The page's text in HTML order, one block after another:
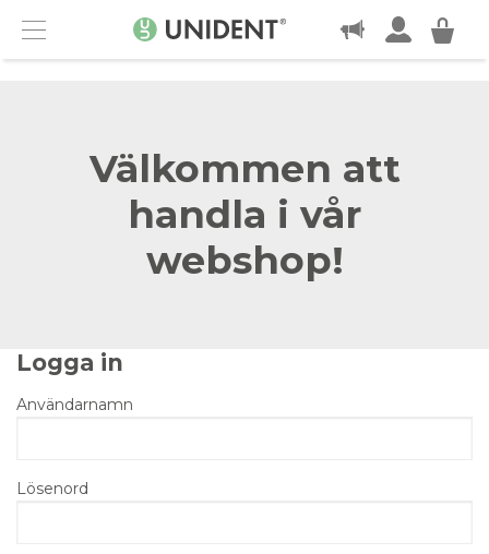
Menu
KONTAKT
Välkommen att
handla i vår
webshop!
Logga in
Användarnamn
Lösenord